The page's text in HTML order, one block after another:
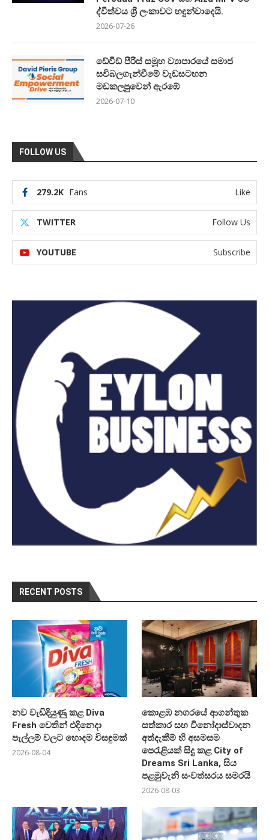
ද්විත්වය ශ්‍රී ලංකාවට හඳුන්වාදෙයි.
2026-07-26
ඩේවිඩ් පීරිස් සමූහ ව්‍යාපාරයේ සමාජ
සවිබලගැන්වීමේ වැඩසටහන
මඩකලපුවෙන් ඇරඹේ
2026-07-10
FOLLOW US
279.2K Fans Like
TWITTER Follow Us
YOUTUBE Subscribe
RECENT POSTS
නව වැඩිදියුණු කළ Diva
Fresh වෙතින් එදිනෙදා
පැල්ලම් වලට හොදම විසඳුමක්
2026-08-04
කොළඹ නගරයේ ආගන්තුක
සත්කාර සහ විනෝදාස්වාදන
අත්දැකීම් හි අසමසම
පෙරැළියක් සිදු කළ City of
Dreams Sri Lanka, සිය
පළමුවැනි සංවත්සරය සමරයි
2026-08-03